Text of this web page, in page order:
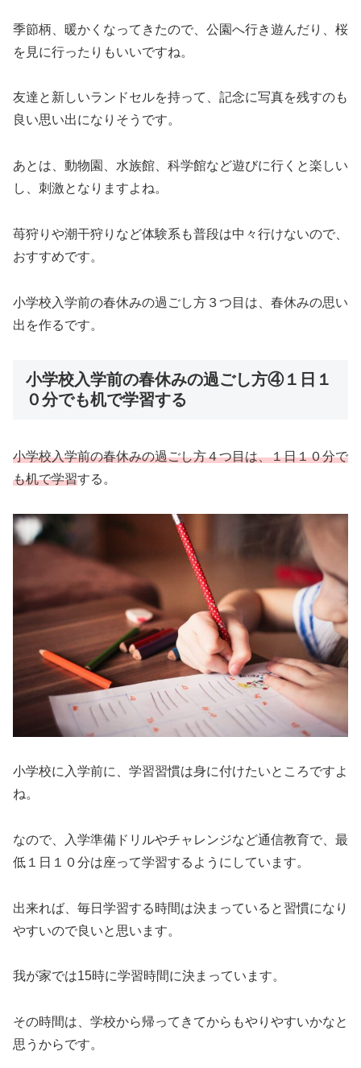
季節柄、暖かくなってきたので、公園へ行き遊んだり、桜
を見に行ったりもいいですね。
友達と新しいランドセルを持って、記念に写真を残すのも
良い思い出になりそうです。
あとは、動物園、水族館、科学館など遊びに行くと楽しい
し、刺激となりますよね。
苺狩りや潮干狩りなど体験系も普段は中々行けないので、
おすすめです。
小学校入学前の春休みの過ごし方３つ目は、春休みの思い
出を作るです。
小学校入学前の春休みの過ごし方④１日１
０分でも机で学習する
小学校入学前の春休みの過ごし方４つ目は、１日１０分で
も机で学習する。
小学校に入学前に、学習習慣は身に付けたいところですよ
ね。
なので、入学準備ドリルやチャレンジなど通信教育で、最
低１日１０分は座って学習するようにしています。
出来れば、毎日学習する時間は決まっていると習慣になり
やすいので良いと思います。
我が家では15時に学習時間に決まっています。
その時間は、学校から帰ってきてからもやりやすいかなと
思うからです。